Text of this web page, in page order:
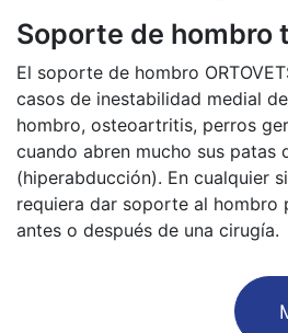
Soporte de hombro
El soporte de hombro
casos de inestabilidad medial
hombro, osteoartritis, perros
cuando abren mucho sus patas
(hiperabducción). En cualquier
requiera dar soporte al hombro
antes o después de una cirugía.